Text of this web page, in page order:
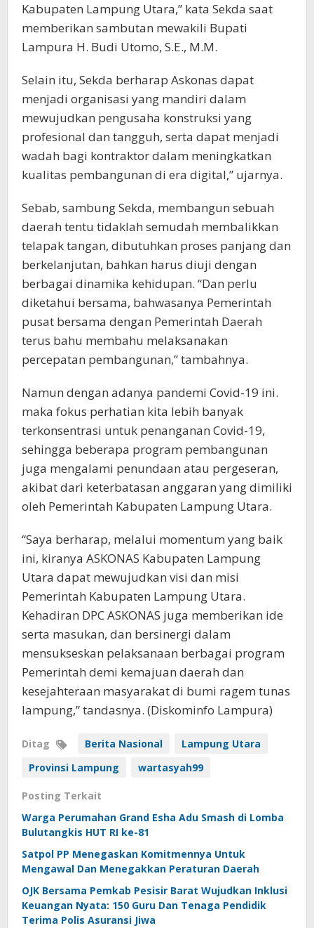
Kabupaten Lampung Utara,” kata Sekda saat
memberikan sambutan mewakili Bupati
Lampura H. Budi Utomo, S.E., M.M.
Selain itu, Sekda berharap Askonas dapat
menjadi organisasi yang mandiri dalam
mewujudkan pengusaha konstruksi yang
profesional dan tangguh, serta dapat menjadi
wadah bagi kontraktor dalam meningkatkan
kualitas pembangunan di era digital,” ujarnya.
Sebab, sambung Sekda, membangun sebuah
daerah tentu tidaklah semudah membalikkan
telapak tangan, dibutuhkan proses panjang dan
berkelanjutan, bahkan harus diuji dengan
berbagai dinamika kehidupan. “Dan perlu
diketahui bersama, bahwasanya Pemerintah
pusat bersama dengan Pemerintah Daerah
terus bahu membahu melaksanakan
percepatan pembangunan,” tambahnya.
Namun dengan adanya pandemi Covid-19 ini.
maka fokus perhatian kita Iebih banyak
terkonsentrasi untuk penanganan Covid-19,
sehingga beberapa program pembangunan
juga mengalami penundaan atau pergeseran,
akibat dari keterbatasan anggaran yang dimiliki
oleh Pemerintah Kabupaten Lampung Utara.
“Saya berharap, melalui momentum yang baik
ini, kiranya ASKONAS Kabupaten Lampung
Utara dapat mewujudkan visi dan misi
Pemerintah Kabupaten Lampung Utara.
Kehadiran DPC ASKONAS juga memberikan ide
serta masukan, dan bersinergi dalam
mensukseskan pelaksanaan berbagai program
Pemerintah demi kemajuan daerah dan
kesejahteraan masyarakat di bumi ragem tunas
lampung,” tandasnya. (Diskominfo Lampura)
Ditag Berita Nasional
Lampung Utara
Provinsi Lampung
wartasyah99
Posting Terkait
Warga Perumahan Grand Esha Adu Smash di Lomba
Bulutangkis HUT RI ke-81
Satpol PP Menegaskan Komitmennya Untuk
Mengawal Dan Menegakkan Peraturan Daerah
OJK Bersama Pemkab Pesisir Barat Wujudkan Inklusi
Keuangan Nyata: 150 Guru Dan Tenaga Pendidik
Terima Polis Asuransi Jiwa